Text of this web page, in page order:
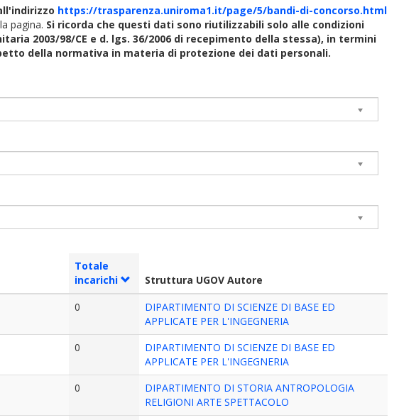
https://trasparenza.uniroma1.it/page/5/bandi-di-concorso.html
pagina. Si ricorda che questi dati sono riutilizzabili solo alle condizioni
2003/98/CE e d. lgs. 36/2006 di recepimento della stessa), in termini
della normativa in materia di protezione dei dati personali.
Totale
incarichi
Struttura UGOV Autore
0
DIPARTIMENTO DI SCIENZE DI BASE ED
APPLICATE PER L'INGEGNERIA
0
DIPARTIMENTO DI SCIENZE DI BASE ED
APPLICATE PER L'INGEGNERIA
0
DIPARTIMENTO DI STORIA ANTROPOLOGIA
RELIGIONI ARTE SPETTACOLO